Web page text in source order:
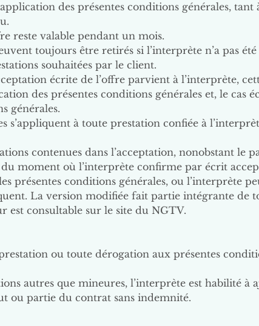
des présentes conditions générales, tant
reste valable pendant un mois.
toujours être retirés si l’interprète n’a pas
souhaitées par le client.
écrite de l’offre parvient à l’interprète,
des présentes conditions générales et, le cas
générales.
s’appliquent à toute prestation confiée à
contenues dans l’acceptation, nonobstant le
moment où l’interprète confirme par écrit
présentes conditions générales, ou l’interprète
La version modifiée fait partie intégrante de
est consultable sur le site du NGTV.
ou toute dérogation aux présentes
autres que mineures, l’interprète est habilité à
ou partie du contrat sans indemnité.